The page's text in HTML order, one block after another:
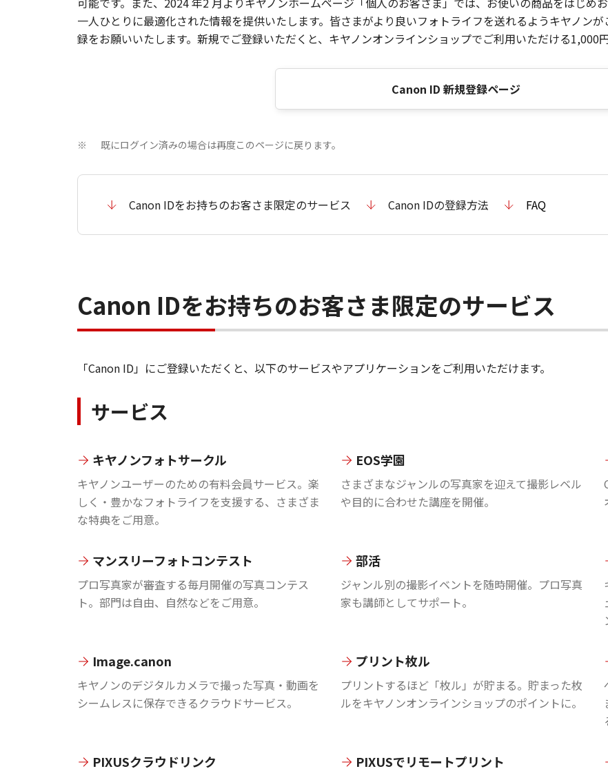
一人ひとりに最適化された情報を提供いたします。皆さまがより良いフォトライフを送れるようキヤノン
録をお願いいたします。新規でご登録いただくと、キヤノンオンラインショップでご利用いただける1,000
Canon ID 新規登録ページ
※ 既にログイン済みの場合は再度このページに戻ります。
Canon IDをお持ちのお客さま限定のサービス Canon IDの登録方法 FAQ
Canon IDをお持ちのお客さま限定のサービス
「Canon ID」にご登録いただくと、以下のサービスやアプリケーションをご利用いただけます。
サービス
キヤノンフォトサークル
キヤノンユーザーのための有料会員サービス。楽
しく・豊かなフォトライフを支援する、さまざま
な特典をご用意。
EOS学園
さまざまなジャンルの写真家を迎えて撮影レベル
や目的に合わせた講座を開催。
マンスリーフォトコンテスト
プロ写真家が審査する毎月開催の写真コンテス
ト。部門は自由、自然などをご用意。
部活
ジャンル別の撮影イベントを随時開催。プロ写真
家も講師としてサポート。
Image.canon
キヤノンのデジタルカメラで撮った写真・動画を
シームレスに保存できるクラウドサービス。
プリント枚ル
プリントするほど「枚ル」が貯まる。貯まった枚
ルをキヤノンオンラインショップのポイントに。
PIXUSクラウドリンク PIXUSでリモートプリント